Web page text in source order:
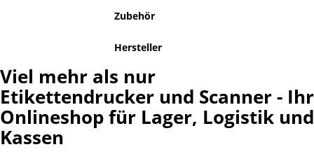
Zubehör
Hersteller
Viel mehr als nur
Etikettendrucker und Scanner - Ihr
Onlineshop für Lager, Logistik und
Kassen